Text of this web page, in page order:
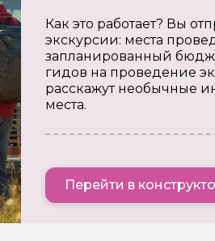
Как это работает? Вы
экскурсии: места
запланированный
гидов на проведение
расскажут необычные
места.
Перейти в